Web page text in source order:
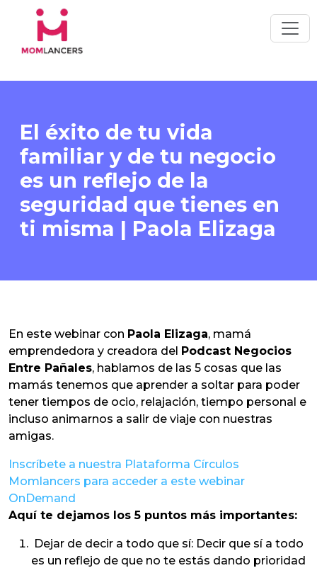
El éxito de tu vida
familiar y de tu negocio
es un reflejo de la
seguridad que tienes en
ti misma | Paola Elizaga
En este webinar con Paola Elizaga, mamá
emprendedora y creadora del Podcast Negocios
Entre Pañales, hablamos de las 5 cosas que las
mamás tenemos que aprender a soltar para poder
tener tiempos de ocio, relajación, tiempo personal e
incluso animarnos a salir de viaje con nuestras
amigas.
Inscríbete a nuestra Plataforma Círculos
Momlancers para acceder a este webinar
OnDemand
Aquí te dejamos los 5 puntos más importantes:
Dejar de decir a todo que sí: Decir que sí a todo
es un reflejo de que no te estás dando prioridad